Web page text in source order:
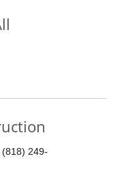
249-